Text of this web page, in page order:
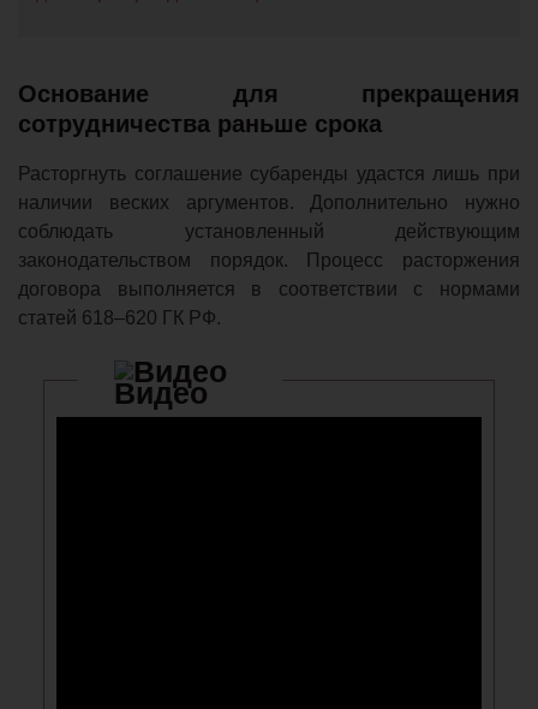
Основание для прекращения
сотрудничества раньше срока
Расторгнуть соглашение субаренды удастся лишь при
наличии веских аргументов. Дополнительно нужно
соблюдать установленный действующим
законодательством порядок. Процесс расторжения
договора выполняется в соответствии с нормами
статей 618–620 ГК РФ.
Видео